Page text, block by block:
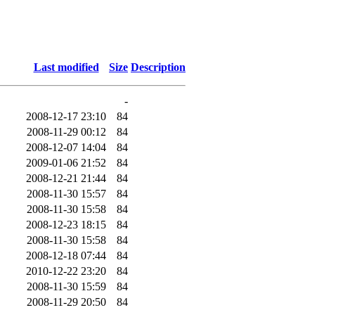
Last modified Size Description
-
2008-12-17 23:10
84
2008-11-29 00:12
84
2008-12-07 14:04
84
2009-01-06 21:52
84
2008-12-21 21:44
84
2008-11-30 15:57
84
2008-11-30 15:58
84
2008-12-23 18:15
84
2008-11-30 15:58
84
2008-12-18 07:44
84
2010-12-22 23:20
84
2008-11-30 15:59
84
2008-11-29 20:50
84